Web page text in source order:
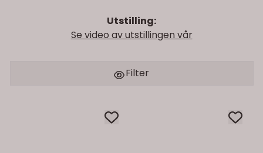
Utstilling:
Se video av utstillingen vår
Filter